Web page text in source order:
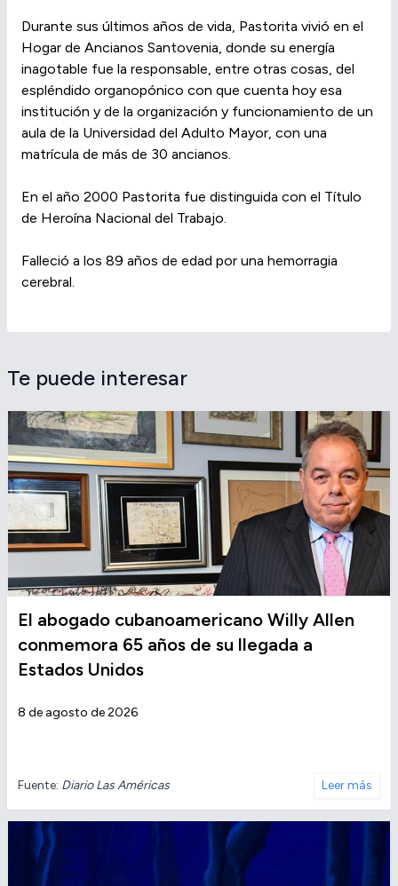
Durante sus últimos años de vida, Pastorita vivió en el
Hogar de Ancianos Santovenia, donde su energía
inagotable fue la responsable, entre otras cosas, del
espléndido organopónico con que cuenta hoy esa
institución y de la organización y funcionamiento de un
aula de la Universidad del Adulto Mayor, con una
matrícula de más de 30 ancianos.
En el año 2000 Pastorita fue distinguida con el Título
de Heroína Nacional del Trabajo.
Falleció a los 89 años de edad por una hemorragia
cerebral.
Te puede interesar
El abogado cubanoamericano Willy Allen
conmemora 65 años de su llegada a
Estados Unidos
8 de agosto de 2026
Fuente: Diario Las Américas Leer más